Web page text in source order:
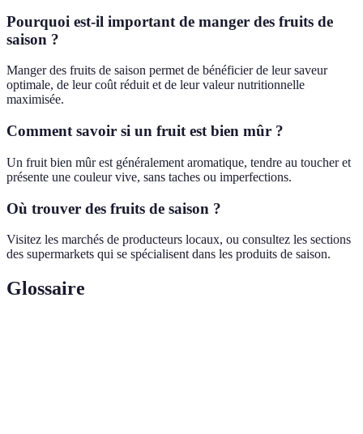
Pourquoi est-il important de manger des fruits de
saison ?
Manger des fruits de saison permet de bénéficier de leur saveur
optimale, de leur coût réduit et de leur valeur nutritionnelle
maximisée.
Comment savoir si un fruit est bien mûr ?
Un fruit bien mûr est généralement aromatique, tendre au toucher et
présente une couleur vive, sans taches ou imperfections.
Où trouver des fruits de saison ?
Visitez les marchés de producteurs locaux, ou consultez les sections
des supermarkets qui se spécialisent dans les produits de saison.
Glossaire